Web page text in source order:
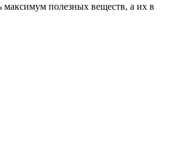
полезных веществ, а их в